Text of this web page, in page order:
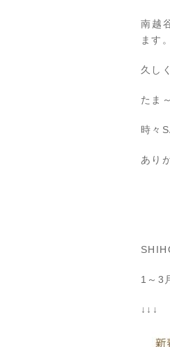
南越
ます。
久し
たま
時々
あり
1～3
↓↓↓